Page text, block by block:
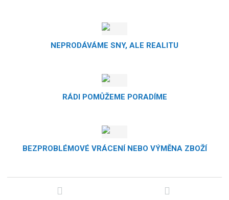
NEPRODÁVÁME SNY, ALE REALITU
RÁDI POMŮŽEME PORADÍME
BEZPROBLÉMOVÉ VRÁCENÍ NEBO VÝMĚNA ZBOŽÍ